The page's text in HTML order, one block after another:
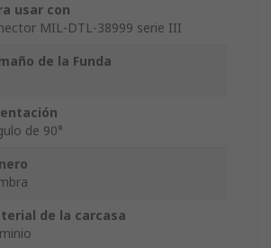
usar con
MIL-DTL-38999 serie III
de la Funda
de 90°
de la carcasa